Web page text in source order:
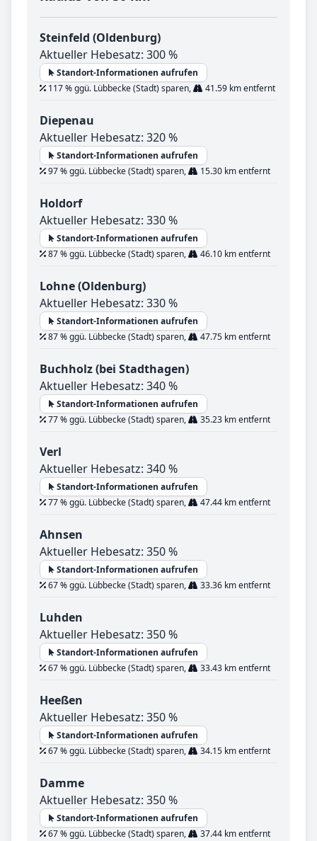
Steinfeld (Oldenburg)
Aktueller Hebesatz: 300 %
Standort-Informationen aufrufen
117 % ggü. Lübbecke (Stadt) sparen,
41.59 km entfernt
Diepenau
Aktueller Hebesatz: 320 %
Standort-Informationen aufrufen
97 % ggü. Lübbecke (Stadt) sparen,
15.30 km entfernt
Holdorf
Aktueller Hebesatz: 330 %
Standort-Informationen aufrufen
87 % ggü. Lübbecke (Stadt) sparen,
46.10 km entfernt
Lohne (Oldenburg)
Aktueller Hebesatz: 330 %
Standort-Informationen aufrufen
87 % ggü. Lübbecke (Stadt) sparen,
47.75 km entfernt
Buchholz (bei Stadthagen)
Aktueller Hebesatz: 340 %
Standort-Informationen aufrufen
77 % ggü. Lübbecke (Stadt) sparen,
35.23 km entfernt
Verl
Aktueller Hebesatz: 340 %
Standort-Informationen aufrufen
77 % ggü. Lübbecke (Stadt) sparen,
47.44 km entfernt
Ahnsen
Aktueller Hebesatz: 350 %
Standort-Informationen aufrufen
67 % ggü. Lübbecke (Stadt) sparen,
33.36 km entfernt
Luhden
Aktueller Hebesatz: 350 %
Standort-Informationen aufrufen
67 % ggü. Lübbecke (Stadt) sparen,
33.43 km entfernt
Heeßen
Aktueller Hebesatz: 350 %
Standort-Informationen aufrufen
67 % ggü. Lübbecke (Stadt) sparen,
34.15 km entfernt
Damme
Aktueller Hebesatz: 350 %
Standort-Informationen aufrufen
67 % ggü. Lübbecke (Stadt) sparen,
37.44 km entfernt